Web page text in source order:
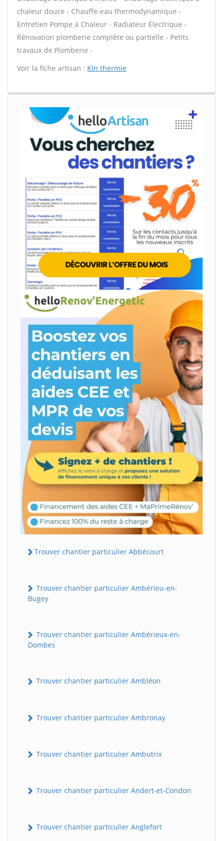
chaleur douce - Chauffe-eau thermodynamique -
Entretien Pompe à Chaleur - Radiateur Électrique -
Rénovation plomberie complète ou partielle - Petits
travaux de Plomberie -
Voir la fiche artisan : Kln thermie
Trouver chantier particulier Abbécourt
Trouver chantier particulier Ambérieu-en-
Bugey
Trouver chantier particulier Ambérieux-en-
Dombes
Trouver chantier particulier Ambléon
Trouver chantier particulier Ambronay
Trouver chantier particulier Ambutrix
Trouver chantier particulier Andert-et-Condon
Trouver chantier particulier Anglefort